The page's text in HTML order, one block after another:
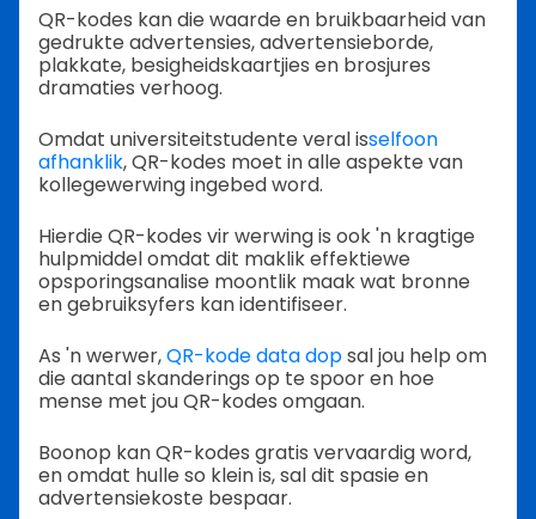
QR-kodes kan die waarde en bruikbaarheid van
gedrukte advertensies, advertensieborde,
plakkate, besigheidskaartjies en brosjures
dramaties verhoog.
Omdat universiteitstudente veral isselfoon
afhanklik, QR-kodes moet in alle aspekte van
kollegewerwing ingebed word.
Hierdie QR-kodes vir werwing is ook 'n kragtige
hulpmiddel omdat dit maklik effektiewe
opsporingsanalise moontlik maak wat bronne
en gebruiksyfers kan identifiseer.
As 'n werwer,QR-kode data dopsal jou help om
die aantal skanderings op te spoor en hoe
mense met jou QR-kodes omgaan.
Boonop kan QR-kodes gratis vervaardig word,
en omdat hulle so klein is, sal dit spasie en
advertensiekoste bespaar.